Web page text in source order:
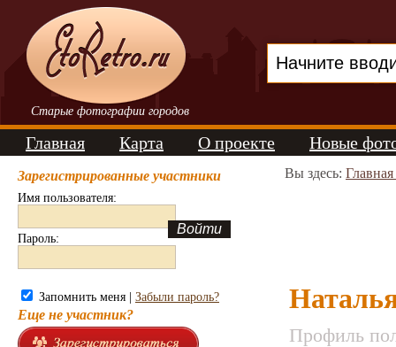
Старые фотографии городов
Главная Карта О проекте Новые
Зарегистрированные участники
Имя пользователя:
Пароль:
Запомнить меня | Забыли пароль?
Еще не участник?
Вы здесь:
Профиль